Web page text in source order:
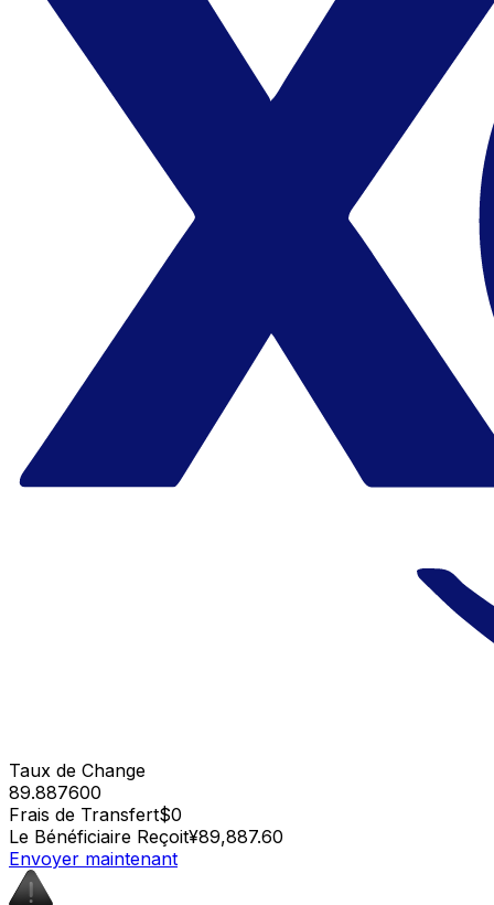
Taux de Change
89.887600
Frais de Transfert$0
Le Bénéficiaire Reçoit¥89,887.60
Envoyer maintenant